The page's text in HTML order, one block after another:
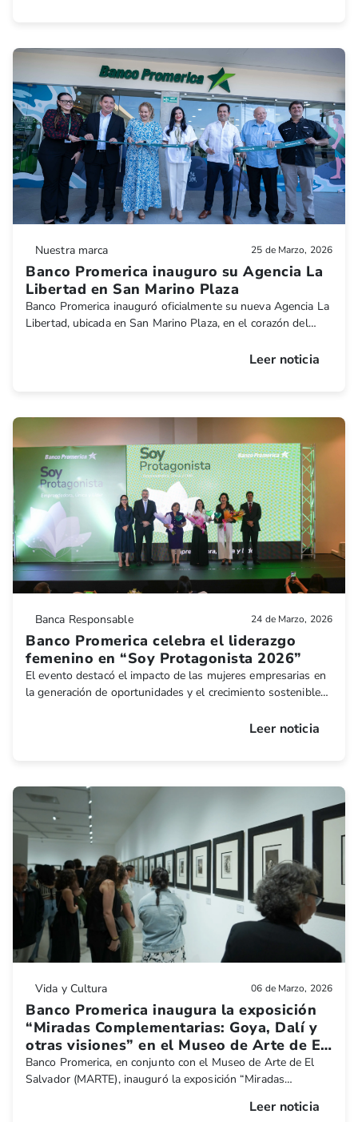
Nuestra marca 25 de Marzo, 2026
Banco Promerica inauguro su Agencia La
Libertad en San Marino Plaza
Banco Promerica inauguró oficialmente su nueva Agencia La
Libertad, ubicada en San Marino Plaza, en el corazón del
cada vez más cerca de las personas, sus proyectos y el
Leer noticia
Banca Responsable 24 de Marzo, 2026
Banco Promerica celebra el liderazgo
femenino en “Soy Protagonista 2026”
El evento destacó el impacto de las mujeres empresarias en
la generación de oportunidades y el crecimiento sostenible
Leer noticia
Vida y Cultura 06 de Marzo, 2026
Banco Promerica inaugura la exposición
“Miradas Complementarias: Goya, Dalí y
otras visiones” en el Museo de Arte de El
Salvador (MARTE)
Banco Promerica, en conjunto con el Museo de Arte de El
Salvador (MARTE), inauguró la exposición “Miradas
a la reconocida Colección Ortiz Gurdián, en el marco de la
Leer noticia